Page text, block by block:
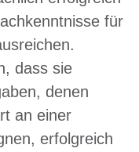
für
dass sie
denen
an einer
erfolgreich